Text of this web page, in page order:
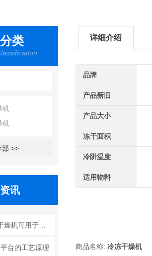
类
机
机
部 >>
讯
离心喷雾造粒干燥机可用于哪些行业？
台的工艺原理
详细介绍
品牌
产品新旧
产品大小
冻干面积
冷阱温度
适用物料
商品名称:冷冻干燥机